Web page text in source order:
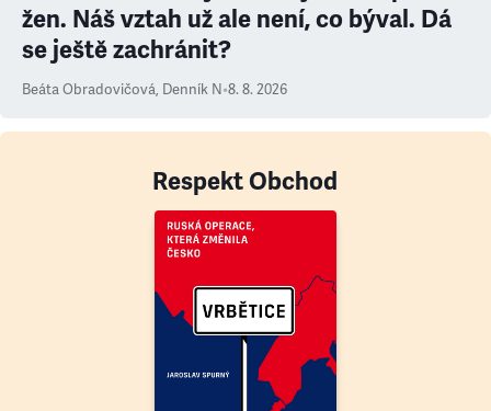
žen. Náš vztah už ale není, co býval. Dá
se ještě zachránit?
Beáta Obradovičová, Denník N•8. 8. 2026
Respekt Obchod